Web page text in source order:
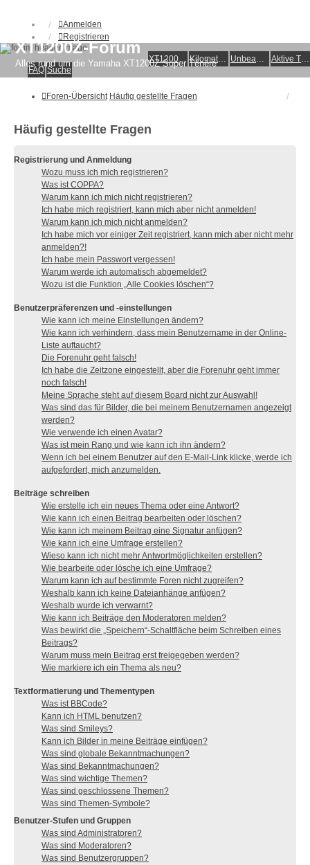
Anmelden
Registrieren
XT1200Z-Wiki Kilometerstatistik Unbeantwortete Themen Aktive Themen
XT1200Z-Forum
Alles rund um die Yamaha XT1200Z Super Ténéré
FAQ Suche
Foren-Übersicht Häufig gestellte Fragen
Häufig gestellte Fragen
Registrierung und Anmeldung
Wozu muss ich mich registrieren?
Was ist COPPA?
Warum kann ich mich nicht registrieren?
Ich habe mich registriert, kann mich aber nicht anmelden!
Warum kann ich mich nicht anmelden?
Ich habe mich vor einiger Zeit registriert, kann mich aber nicht mehr
anmelden?!
Ich habe mein Passwort vergessen!
Warum werde ich automatisch abgemeldet?
Wozu ist die Funktion „Alle Cookies löschen“?
Benutzerpräferenzen und -einstellungen
Wie kann ich meine Einstellungen ändern?
Wie kann ich verhindern, dass mein Benutzername in der Online-
Liste auftaucht?
Die Forenuhr geht falsch!
Ich habe die Zeitzone eingestellt, aber die Forenuhr geht immer
noch falsch!
Meine Sprache steht auf diesem Board nicht zur Auswahl!
Was sind das für Bilder, die bei meinem Benutzernamen angezeigt
werden?
Wie verwende ich einen Avatar?
Was ist mein Rang und wie kann ich ihn ändern?
Wenn ich bei einem Benutzer auf den E-Mail-Link klicke, werde ich
aufgefordert, mich anzumelden.
Beiträge schreiben
Wie erstelle ich ein neues Thema oder eine Antwort?
Wie kann ich einen Beitrag bearbeiten oder löschen?
Wie kann ich meinem Beitrag eine Signatur anfügen?
Wie kann ich eine Umfrage erstellen?
Wieso kann ich nicht mehr Antwortmöglichkeiten erstellen?
Wie bearbeite oder lösche ich eine Umfrage?
Warum kann ich auf bestimmte Foren nicht zugreifen?
Weshalb kann ich keine Dateianhänge anfügen?
Weshalb wurde ich verwarnt?
Wie kann ich Beiträge den Moderatoren melden?
Was bewirkt die „Speichern“-Schaltfläche beim Schreiben eines
Beitrags?
Warum muss mein Beitrag erst freigegeben werden?
Wie markiere ich ein Thema als neu?
Textformatierung und Thementypen
Was ist BBCode?
Kann ich HTML benutzen?
Was sind Smileys?
Kann ich Bilder in meine Beiträge einfügen?
Was sind globale Bekanntmachungen?
Was sind Bekanntmachungen?
Was sind wichtige Themen?
Was sind geschlossene Themen?
Was sind Themen-Symbole?
Benutzer-Stufen und Gruppen
Was sind Administratoren?
Was sind Moderatoren?
Was sind Benutzergruppen?